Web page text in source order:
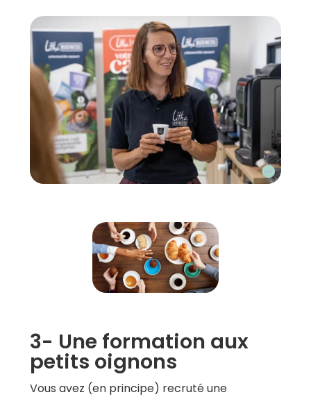
3- Une formation aux
petits oignons
Vous avez (en principe) recruté une